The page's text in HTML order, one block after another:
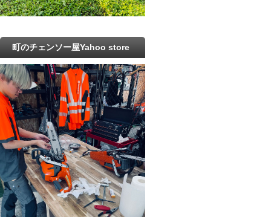
町のチェンソー屋Yahoo store